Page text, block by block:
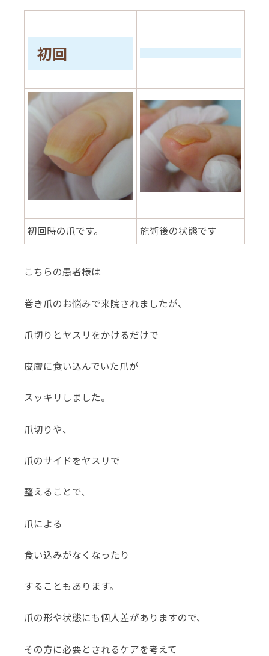
初回
初回時の爪です。 施術後の状態です
こちらの患者様は
巻き爪のお悩みで来院されましたが、
爪切りとヤスリをかけるだけで
皮膚に食い込んでいた爪が
スッキリしました。
爪切りや、
爪のサイドをヤスリで
整えることで、
爪による
食い込みがなくなったり
することもあります。
爪の形や状態にも個人差がありますので、
その方に必要とされるケアを考えて